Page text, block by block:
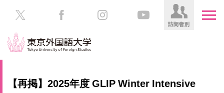
験【再掲】2025年度 GLIP Winter Intensive